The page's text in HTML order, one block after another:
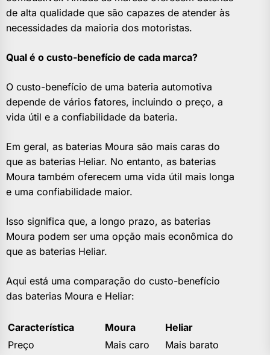
de alta qualidade que são capazes de atender às
necessidades da maioria dos motoristas.
Qual é o custo-benefício de cada marca?
O custo-benefício de uma bateria automotiva
depende de vários fatores, incluindo o preço, a
vida útil e a confiabilidade da bateria.
Em geral, as baterias Moura são mais caras do
que as baterias Heliar. No entanto, as baterias
Moura também oferecem uma vida útil mais longa
e uma confiabilidade maior.
Isso significa que, a longo prazo, as baterias
Moura podem ser uma opção mais econômica do
que as baterias Heliar.
Aqui está uma comparação do custo-benefício
das baterias Moura e Heliar:
Característica Moura
Heliar
Preço
Mais caro Mais barato